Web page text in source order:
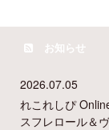
お知らせ
2026.07.05
れこれしぴ
スフレロール＆